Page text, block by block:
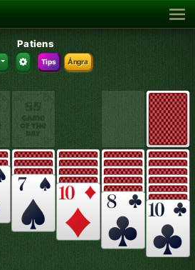
Patiens
Tips Ångra